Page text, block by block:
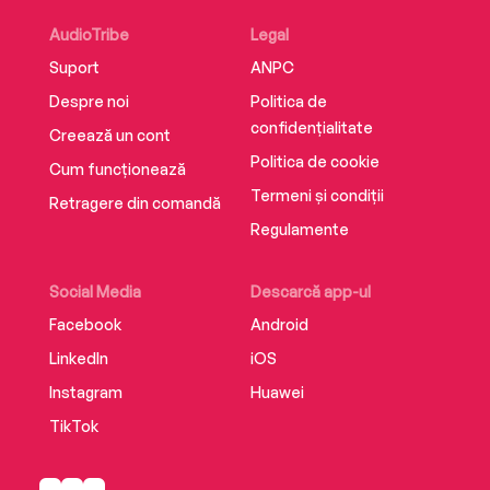
AudioTribe
Suport
Despre noi
Creează un cont
Cum funcționează
Retragere din comandă
Social Media
Facebook
LinkedIn
Instagram
TikTok
Descarcă app-ul
Android
iOS
Huawei
Legal
ANPC
Politica de
confidențialitate
Politica de cookie
Termeni și condiții
Regulamente